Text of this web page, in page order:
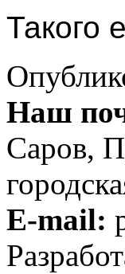
Такого
Наш
Саров,
E-mail: